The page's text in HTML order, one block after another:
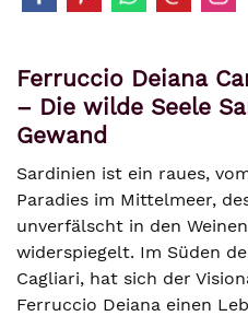
Ferruccio Deiana
– Die wilde Seele
Gewand
Sardinien ist ein raues,
Paradies im Mittelmeer,
unverfälscht in den
widerspiegelt. Im Süden
Cagliari, hat sich der
Ferruccio Deiana einen